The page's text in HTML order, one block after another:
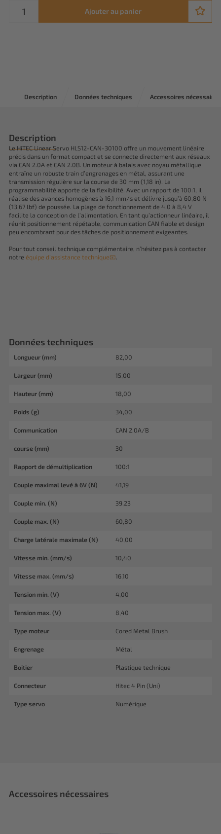
Ajouter au panier
Description Données techniques Accessoires nécessaires
Description
Le HiTEC Linear Servo HLS12-CAN-30100 offre un mouvement linéaire
précis dans un format compact et se connecte directement aux réseaux
via CAN 2.0A et CAN 2.0B. Un moteur à balais avec noyau métallique
entraîne un robuste train d’engrenages en métal, assurant une
transmission régulière sur la course de 30 mm (1,18 in). La
programmabilité apporte de la flexibilité. Avec un rapport de 100:1, il
réalise des avances homogènes à 16,1 mm/s et délivre jusqu’à 60,80 N
(13,67 lbf) de poussée. La plage de fonctionnement de 4,0 à 8,4 V
facilite la conception de l’alimentation. En tant qu’actionneur linéaire, il
réunit positionnement répétable, communication CAN fiable et design
peu encombrant pour des tâches de positionnement exigeantes.
Pour tout conseil technique complémentaire, n’hésitez pas à contacter
notre équipe d’assistance technique📧.
Données techniques
Longueur (mm) 82,00
Largeur (mm) 15,00
Hauteur (mm) 18,00
Poids (g) 34,00
Communication CAN 2.0A/B
course (mm) 30
Rapport de démultiplication 100:1
Couple maximal levé à 6V (N) 41,19
Couple min. (N) 39,23
Couple max. (N) 60,80
Charge latérale maximale (N) 40,00
Vitesse min. (mm/s) 10,40
Vitesse max. (mm/s) 16,10
Tension min. (V) 4,00
Tension max. (V) 8,40
Type moteur Cored Metal Brush
Engrenage Métal
Boitier Plastique technique
Connecteur Hitec 4 Pin (Uni)
Type servo Numérique
Accessoires nécessaires